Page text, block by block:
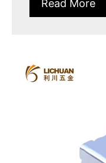
Read More